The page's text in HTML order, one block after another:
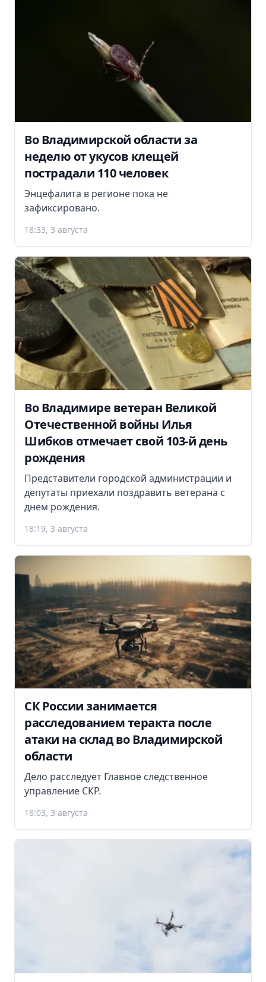
Во Владимирской области за
неделю от укусов клещей
пострадали 110 человек
Энцефалита в регионе пока не
зафиксировано.
18:33, 3 августа
Во Владимире ветеран Великой
Отечественной войны Илья
Шибков отмечает свой 103-й день
рождения
Представители городской администрации и
депутаты приехали поздравить ветерана с
днем рождения.
18:19, 3 августа
СК России занимается
расследованием теракта после
атаки на склад во Владимирской
области
Дело расследует Главное следственное
управление СКР.
18:03, 3 августа